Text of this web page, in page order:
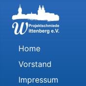
Home
Vorstand
Impressum